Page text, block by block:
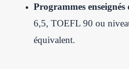
Programmes enseignés
6,5, TOEFL 90 ou
équivalent.